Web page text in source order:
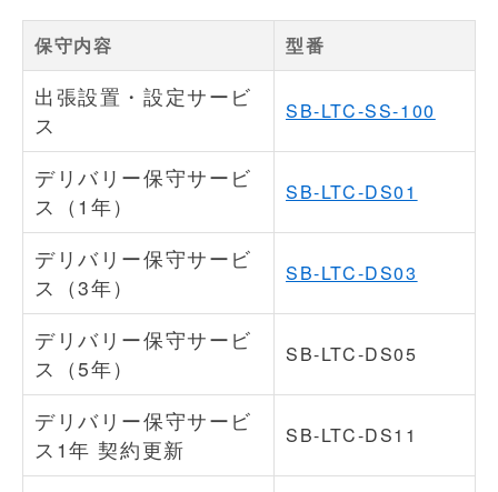
保守内容 型番
出張設置・設定サービ
ス
SB-LTC-SS-100
デリバリー保守サービ
ス（1年）
SB-LTC-DS01
デリバリー保守サービ
ス（3年）
SB-LTC-DS03
デリバリー保守サービ
ス（5年）
SB-LTC-DS05
デリバリー保守サービ
ス1年 契約更新
SB-LTC-DS11